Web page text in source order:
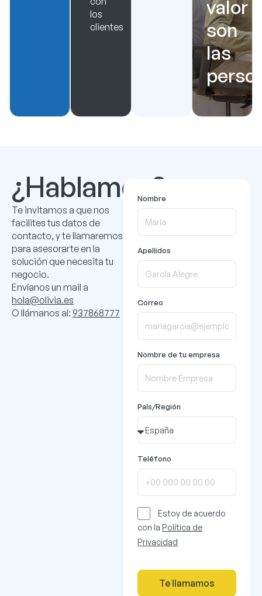
los
clientes
valor
son
las
¿Hablamos?
Te invitamos a que nos
facilites tus datos de
contacto, y te llamaremos
para asesorarte en la
solución que necesita tu
negocio.
Envíanos un mail a
hola@olivia.es
O llámanos al: 937868777
Nombre
Apellidos
Correo
Nombre de tu empresa
País/Región
Teléfono
Estoy de acuerdo
con la Política de
Privacidad
Te llamamos